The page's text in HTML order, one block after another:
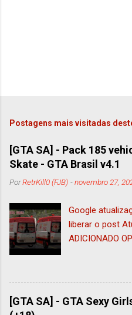
Postagens mais visitadas
[GTA SA] - Pack 185
Skate - GTA Brasil v4.1
PorRetrKill0 (FJB) -novembro 27,
Google
liberar o post
ADICIONADO
adicionado o
vehfuncs,
05/11/2021
DOWNLOAD
[GTA SA] - GTA Sexy